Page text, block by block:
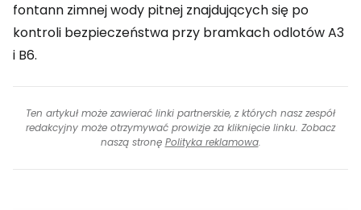
fontann zimnej wody pitnej znajdujących się po
kontroli bezpieczeństwa przy bramkach odlotów A3
i B6.
Ten artykuł może zawierać linki partnerskie, z których nasz zespół
redakcyjny może otrzymywać prowizje za kliknięcie linku. Zobacz
naszą stronę Polityka reklamowa.